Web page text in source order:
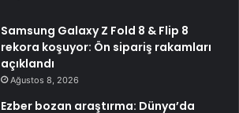
Samsung Galaxy Z Fold 8 & Flip 8
rekora koşuyor: Ön sipariş rakamları
açıklandı
Ağustos 8, 2026
Ezber bozan araştırma: Dünya’da